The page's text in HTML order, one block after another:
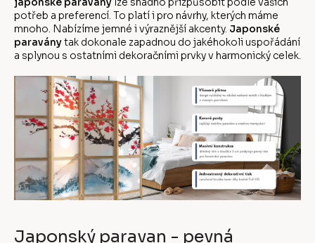
potřeb a preferencí. To platí i pro návrhy, kterých máme
mnoho. Nabízíme jemné i výraznější akcenty. Japonské
paraványtak dokonale zapadnou do jakéhokoli uspořádání
a splynou s ostatními dekoračními prvky v harmonický celek.
Japonský paravan - pevná